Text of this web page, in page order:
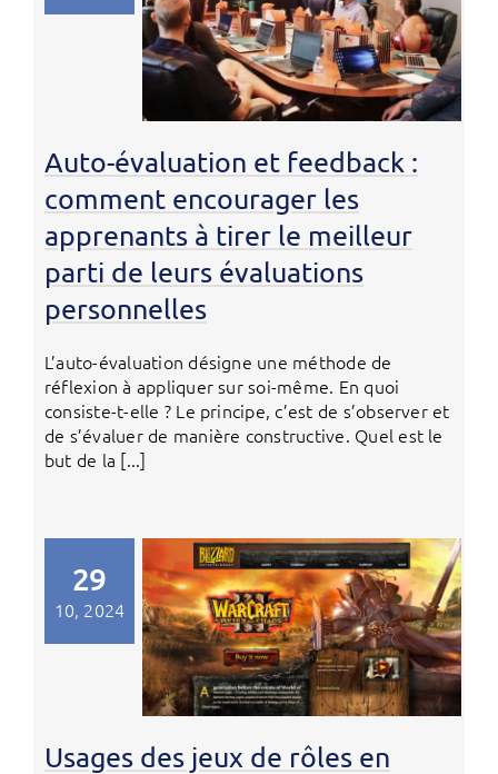
Auto-évaluation et feedback :
comment encourager les
apprenants à tirer le meilleur
parti de leurs évaluations
personnelles
L’auto-évaluation désigne une méthode de
réflexion à appliquer sur soi-même. En quoi
consiste-t-elle ? Le principe, c’est de s’observer et
de s’évaluer de manière constructive. Quel est le
but de la [...]
29
10, 2024
Usages des jeux de rôles en